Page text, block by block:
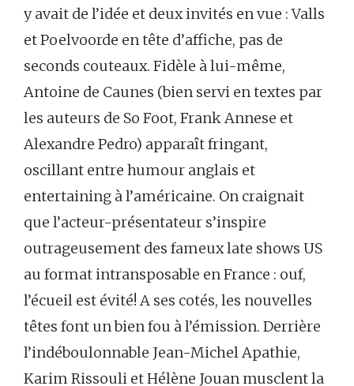
y avait de l’idée et deux invités en vue : Valls
et Poelvoorde en tête d’affiche, pas de
seconds couteaux. Fidèle à lui-même,
Antoine de Caunes (bien servi en textes par
les auteurs de So Foot, Frank Annese et
Alexandre Pedro) apparaît fringant,
oscillant entre humour anglais et
entertaining à l’américaine. On craignait
que l’acteur-présentateur s’inspire
outrageusement des fameux late shows US
au format intransposable en France : ouf,
l’écueil est évité! A ses cotés, les nouvelles
têtes font un bien fou à l’émission. Derrière
l’indéboulonnable Jean-Michel Apathie,
Karim Rissouli et Hélène Jouan musclent la